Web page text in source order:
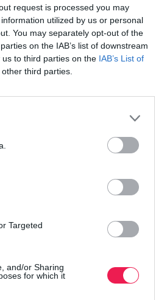
request is processed you may
utilized by us or personal
You may separately opt-out of the
on the IAB’s list of downstream
to third parties on the IAB’s List of
third parties.
Targeted
and/or Sharing
for which it
για τη διαδικασία που αφορά
ήδη υποβάλλει επιτυχώς πριν
10 Απριλίου)
κάθε δρομέας